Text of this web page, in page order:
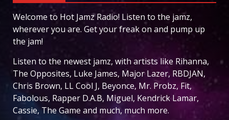
Welcome to Hot Jamz Radio! Listen to the jamz,
wherever you are. Get your freak on and pump up
the jam!
Listen to the newest jamz, with artists like Rihanna,
The Opposites, Luke James, Major Lazer, RBDJAN,
Chris Brown, LL Cool J, Beyonce, Mr. Probz, Fit,
Fabolous, Rapper D.A.B, Miguel, Kendrick Lamar,
Cassie, The Game and much, much more.